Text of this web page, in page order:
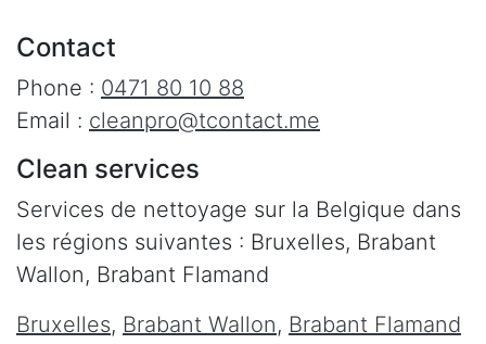
Contact
Phone : 0471 80 10 88
Email : cleanpro@tcontact.me
Clean services
Services de nettoyage sur la Belgique dans
les régions suivantes : Bruxelles, Brabant
Wallon, Brabant Flamand
Bruxelles, Brabant Wallon, Brabant Flamand